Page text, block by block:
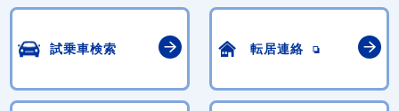
試乗車検索 転居連絡